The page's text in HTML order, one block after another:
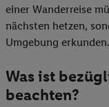
einer Wanderreise
nächsten hetzen,
Umgebung erkunden.
Was ist
beachten?